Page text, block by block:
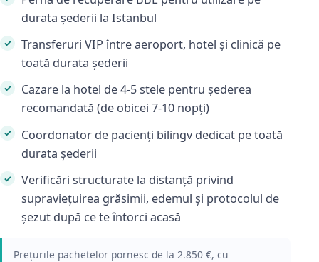
durata șederii la Istanbul
Transferuri VIP între aeroport, hotel și clinică pe
toată durata șederii
Cazare la hotel de 4-5 stele pentru șederea
recomandată (de obicei 7-10 nopți)
Coordonator de pacienți bilingv dedicat pe toată
durata șederii
Verificări structurate la distanță privind
supraviețuirea grăsimii, edemul și protocolul de
șezut după ce te întorci acasă
Prețurile pachetelor pornesc de la 2.850 €, cu